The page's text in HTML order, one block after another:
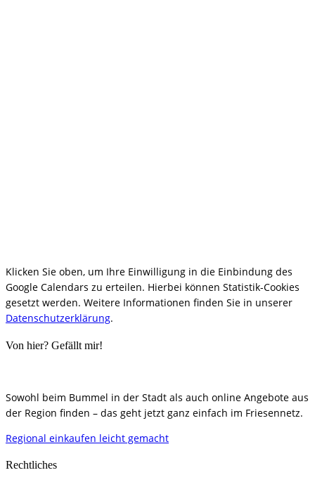
Klicken Sie oben, um Ihre Einwilligung in die Einbindung des
Google Calendars zu erteilen. Hierbei können Statistik-Cookies
gesetzt werden. Weitere Informationen finden Sie in unserer
Datenschutzerklärung.
Von hier? Gefällt mir!
Sowohl beim Bummel in der Stadt als auch online Angebote aus
der Region finden – das geht jetzt ganz einfach im Friesennetz.
Regional einkaufen leicht gemacht
Rechtliches